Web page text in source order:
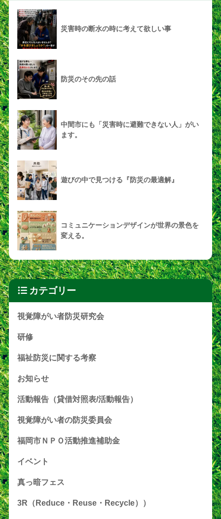
災害時の断水の時に考えて欲しい事
防災のその先の話
中間市にも「災害時に避難できない人」がい
ます。
遊びの中で見つける『防災の最適解』
コミュニケーションデザインが世界の景色を
変える。
カテゴリー
視覚障がい者防災研究会
研修
福祉防災に関する考察
お知らせ
活動報告（貸借対照表/活動報告）
視覚障がい者の防災委員会
福岡市ＮＰＯ活動推進補助金
イベント
真っ暗フェス
3R（Reduce・Reuse・Recycle））